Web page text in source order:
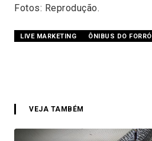
Fotos: Reprodução.
LIVE MARKETING ÔNIBUS DO FORRÓ
VEJA TAMBÉM